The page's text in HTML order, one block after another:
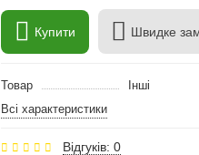
Купити Швидке
Товар
Інші
Всі характеристики
Відгуків: 0